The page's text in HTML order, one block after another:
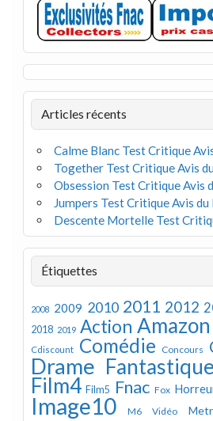
Articles récents
Calme Blanc Test Critique
Together Test Critique Avis
Obsession Test Critique Avis
Jumpers Test Critique Avis du
Descente Mortelle Test
Étiquettes
2008 2009 2010 2011 2012
2018 2019 Action Amazon
Cdiscount Comédie Concours
Drame Fantastique
Film4 Film5 Fnac Fox
Image10 M6 Vidéo